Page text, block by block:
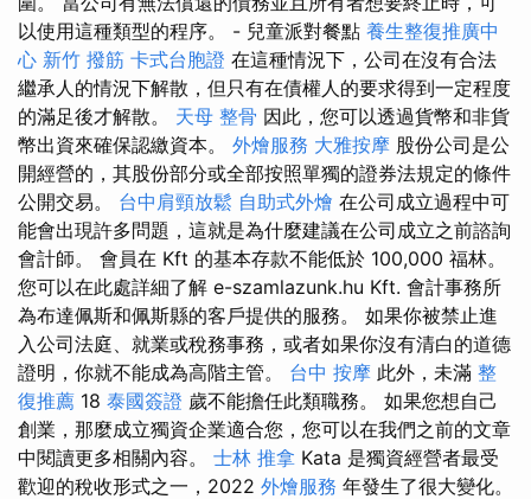
以使用這種類型的程序。 - 兒童派對餐點 養生整復推廣中
心 新竹 撥筋 卡式台胞證 在這種情況下，公司在沒有合法
繼承人的情況下解散，但只有在債權人的要求得到一定程度
的滿足後才解散。 天母 整骨 因此，您可以透過貨幣和非貨
幣出資來確保認繳資本。 外燴服務 大雅按摩 股份公司是公
開經營的，其股份部分或全部按照單獨的證券法規定的條件
公開交易。 台中肩頸放鬆 自助式外燴 在公司成立過程中可
能會出現許多問題，這就是為什麼建議在公司成立之前諮詢
會計師。 會員在 Kft 的基本存款不能低於 100,000 福林。
您可以在此處詳細了解 e-szamlazunk.hu Kft. 會計事務所
為布達佩斯和佩斯縣的客戶提供的服務。 如果你被禁止進
入公司法庭、就業或稅務事務，或者如果你沒有清白的道德
證明，你就不能成為高階主管。 台中 按摩 此外，未滿 整
復推薦 18 泰國簽證 歲不能擔任此類職務。 如果您想自己
創業，那麼成立獨資企業適合您，您可以在我們之前的文章
中閱讀更多相關內容。 士林 推拿 Kata 是獨資經營者最受
歡迎的稅收形式之一，2022 外燴服務 年發生了很大變化。